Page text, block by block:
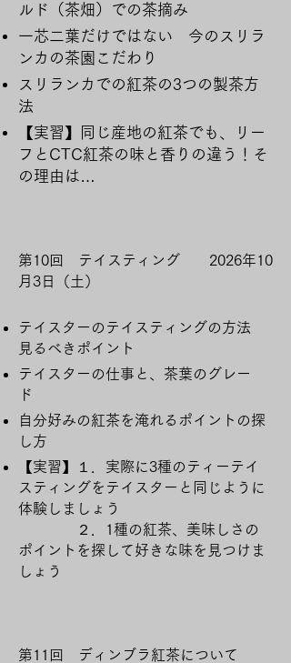
ルド（茶畑）での茶摘み
一芯二葉だけではない 今のスリラ
ンカの茶園こだわり
スリランカでの紅茶の3つの製茶方
法
​【実習】同じ産地の紅茶でも、リー
フとCTC紅茶の味と香りの違う！そ
の理由は…
第10回 テイスティング 2026年10
月3日（土）
テイスターのテイスティングの方法
見るべきポイント
テイスターの仕事と、茶葉のグレー
ド
自分好みの紅茶を淹れるポイントの探
し方
​【実習】１．実際に3種のティーテイ
スティングをテイスターと同じように
体験しましょう
２．1種の紅茶、美味しさの
ポイントを探して好きな味を見つけま
しょう
第11回 ディンブラ紅茶について